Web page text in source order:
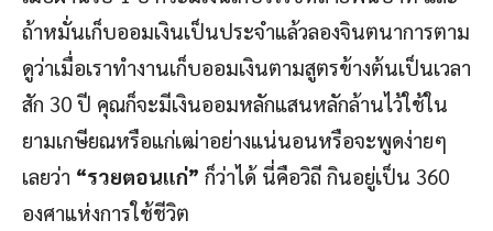
ถ้าหมั่นเก็บออมเงินเป็นประจำแล้วลองจินตนาการตาม
ดูว่าเมื่อเราทำงานเก็บออมเงินตามสูตรข้างต้นเป็นเวลา
สัก 30 ปี คุณก็จะมีเงินออมหลักแสนหลักล้านไว้ใช้ใน
ยามเกษียณหรือแก่เฒ่าอย่างแน่นอนหรือจะพูดง่ายๆ
เลยว่า “รวยตอนแก่” ก็ว่าได้ นี่คือวิถี กินอยู่เป็น 360
องศาแห่งการใช้ชีวิต